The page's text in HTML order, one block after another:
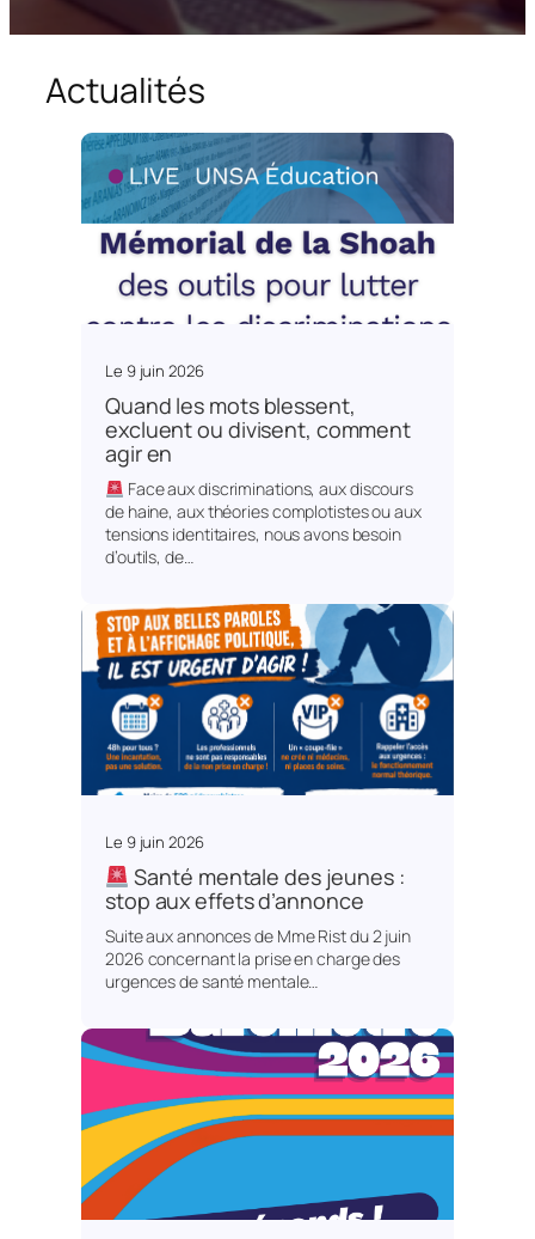
Actualités
Le 9 juin 2026
Quand les mots blessent,
excluent ou divisent, comment
agir en
Face aux discriminations, aux discours
de haine, aux théories complotistes ou aux
tensions identitaires, nous avons besoin
d’outils, de…
Le 9 juin 2026
Santé mentale des jeunes :
stop aux effets d’annonce
Suite aux annonces de Mme Rist du 2 juin
2026 concernant la prise en charge des
urgences de santé mentale…